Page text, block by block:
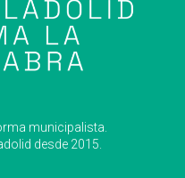
municipalista.
desde 2015.